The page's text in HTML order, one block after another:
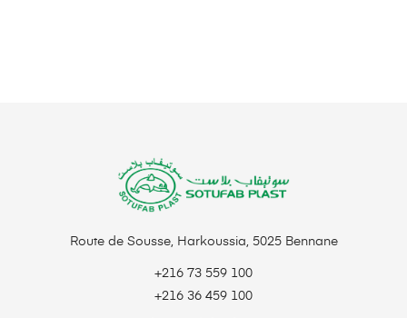
Route de Sousse, Harkoussia, 5025 Bennane
+216 73 559 100
+216 36 459 100